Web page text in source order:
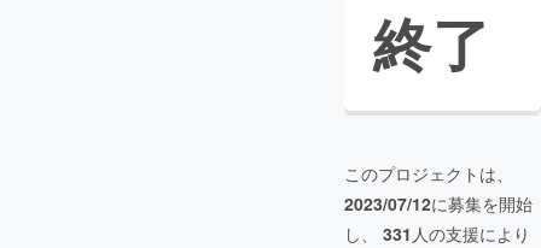
終了
このプロジェクトは、
2023/07/12に募集を開始
し、 331 人の支援により